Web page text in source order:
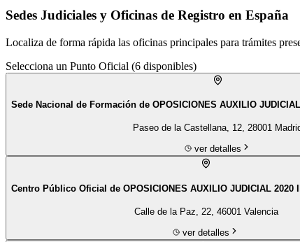
Sedes Judiciales y Oficinas de Registro en España
Localiza de forma rápida las oficinas principales para trámites
Selecciona un Punto Oficial (6 disponibles)
Sede Nacional de Formación de OPOSICIONES AUXILIO
Paseo de la Castellana, 12, 28001
ver detalles
Centro Público Oficial de OPOSICIONES AUXILIO JUDICIAL 2020
Calle de la Paz, 22, 46001 Valencia
ver detalles